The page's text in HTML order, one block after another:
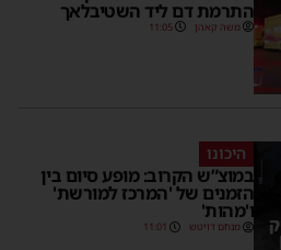
התרמת דם ליד השטיבלאך
משה קאהן 11:05
היכונו
במוצ”ש הקרוב: מופע סיום בין
הזמנים של 'המרכז למורשת'
ו'מהות'
מנחם דויטש 11:01